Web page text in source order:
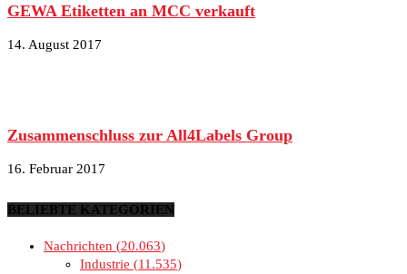
GEWA Etiketten an MCC verkauft
14. August 2017
Zusammenschluss zur All4Labels Group
16. Februar 2017
BELIEBTE KATEGORIEN
Nachrichten
20.063
Industrie
11.535